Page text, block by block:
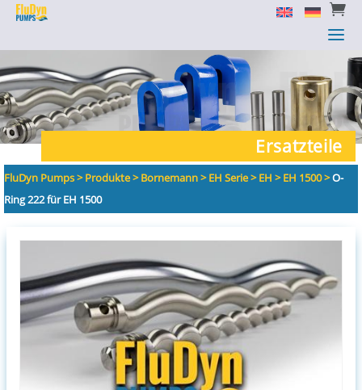

a

a
Ersatzteile
FluDyn Pumps>Produkte>Bornemann>EH Serie>EH >EH 1500>O-
Ring 222 für EH 1500